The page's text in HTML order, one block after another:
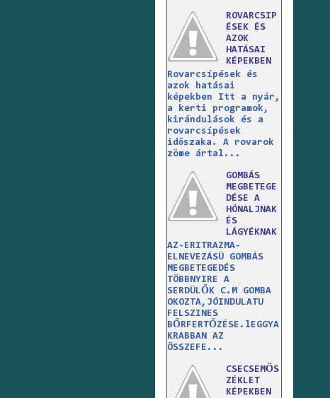
ROVARCSIP
ÉSEK ÉS
AZOK
HATÁSAI
KÉPEKBEN
Rovarcsípések és
azok hatásai
képekben Itt a nyár,
a kerti programok,
kirándulások és a
rovarcsípések
időszaka. A rovarok
zöme ártal...
GOMBÁS
MEGBETEGE
DÉSE A
HÓNALJNAK
ÉS
LÁGYÉKNAK
AZ-ERITRAZMA-
ELNEVEZÁSÜ GOMBÁS
MEGBETEGEDÉS
TÖBBNYIRE A
SERDÜLŐK C.M GOMBA
OKOZTA,JÓINDULATU
FELSZINES
BŐRFERTŐZÉSE.lEGGYA
KRABBAN AZ
ÖSSZEFE...
CSECSEMŐS
ZÉKLET
KÉPEKBEN